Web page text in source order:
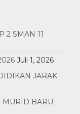
2 SMAN 11
Juli 1, 2026
JARAK
MURID BARU